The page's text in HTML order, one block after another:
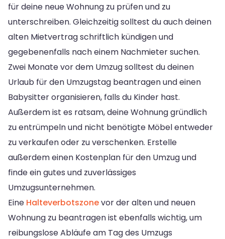
für deine neue Wohnung zu prüfen und zu
unterschreiben. Gleichzeitig solltest du auch deinen
alten Mietvertrag schriftlich kündigen und
gegebenenfalls nach einem Nachmieter suchen.
Zwei Monate vor dem Umzug solltest du deinen
Urlaub für den Umzugstag beantragen und einen
Babysitter organisieren, falls du Kinder hast.
Außerdem ist es ratsam, deine Wohnung gründlich
zu entrümpeln und nicht benötigte Möbel entweder
zu verkaufen oder zu verschenken. Erstelle
außerdem einen Kostenplan für den Umzug und
finde ein gutes und zuverlässiges
Umzugsunternehmen.
Eine Halteverbotszonevor der alten und neuen
Wohnung zu beantragen ist ebenfalls wichtig, um
reibungslose Abläufe am Tag des Umzugs